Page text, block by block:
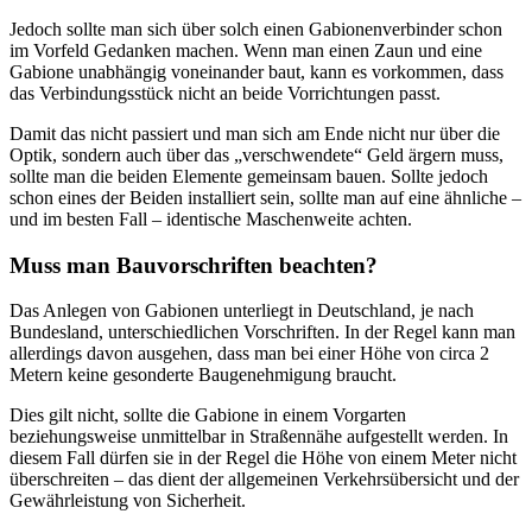
Jedoch sollte man sich über solch einen Gabionenverbinder schon
im Vorfeld Gedanken machen. Wenn man einen Zaun und eine
Gabione unabhängig voneinander baut, kann es vorkommen, dass
das Verbindungsstück nicht an beide Vorrichtungen passt.
Damit das nicht passiert und man sich am Ende nicht nur über die
Optik, sondern auch über das „verschwendete“ Geld ärgern muss,
sollte man die beiden Elemente gemeinsam bauen. Sollte jedoch
schon eines der Beiden installiert sein, sollte man auf eine ähnliche –
und im besten Fall – identische Maschenweite achten.
Muss man Bauvorschriften beachten?
Das Anlegen von Gabionen unterliegt in Deutschland, je nach
Bundesland, unterschiedlichen Vorschriften. In der Regel kann man
allerdings davon ausgehen, dass man bei einer Höhe von circa 2
Metern keine gesonderte Baugenehmigung braucht.
Dies gilt nicht, sollte die Gabione in einem Vorgarten
beziehungsweise unmittelbar in Straßennähe aufgestellt werden. In
diesem Fall dürfen sie in der Regel die Höhe von einem Meter nicht
überschreiten – das dient der allgemeinen Verkehrsübersicht und der
Gewährleistung von Sicherheit.